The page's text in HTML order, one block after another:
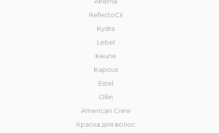
RefectoCil
Kydra
Lebel
Keune
Kapous
Estel
Ollin
American Crew
Краска для волос